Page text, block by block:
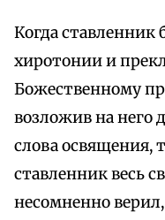
Когда ставленник
хиротонии и
Божественному
возложив на него
слова освящения,
ставленник весь
несомненно